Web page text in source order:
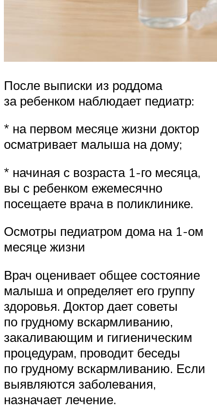
После выписки из роддома
за ребенком наблюдает педиатр:
* на первом месяце жизни доктор
осматривает малыша на дому;
* начиная с возраста 1-го месяца,
вы с ребенком ежемесячно
посещаете врача в поликлинике.
Осмотры педиатром дома на 1-ом
месяце жизни
Врач оценивает общее состояние
малыша и определяет его группу
здоровья. Доктор дает советы
по грудному вскармливанию,
закаливающим и гигиеническим
процедурам, проводит беседы
по грудному вскармливанию. Если
выявляются заболевания,
назначает лечение.